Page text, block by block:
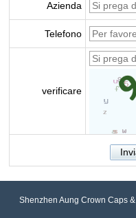
Azienda
Telefono
verificare
Shenzhen Aung Crown Caps